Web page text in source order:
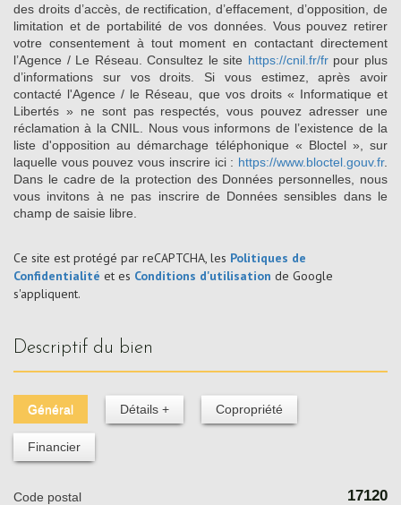
des droits d’accès, de rectification, d’effacement, d’opposition, de
limitation et de portabilité de vos données. Vous pouvez retirer
votre consentement à tout moment en contactant directement
l’Agence / Le Réseau. Consultez le site https://cnil.fr/frpour plus
d’informations sur vos droits. Si vous estimez, après avoir
contacté l'Agence / le Réseau, que vos droits « Informatique et
Libertés » ne sont pas respectés, vous pouvez adresser une
réclamation à la CNIL. Nous vous informons de l’existence de la
liste d'opposition au démarchage téléphonique « Bloctel », sur
laquelle vous pouvez vous inscrire ici : https://www.bloctel.gouv.fr.
Dans le cadre de la protection des Données personnelles, nous
vous invitons à ne pas inscrire de Données sensibles dans le
champ de saisie libre.
Ce site est protégé par reCAPTCHA, les Politiques de
Confidentialité et es Conditions d'utilisation de Google
s'appliquent.
descriptif du bien
Général Détails + Copropriété
Financier
Code postal 17120